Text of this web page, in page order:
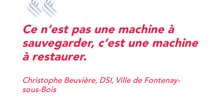
Ce n’est pas une machine à
sauvegarder, c’est une machine
à restaurer.
Christophe Beuvière, DSI, Ville de Fontenay-
sous-Bois